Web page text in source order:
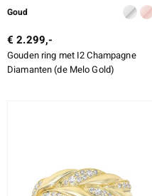
Goud
€ 2.299,-
Gouden ring met I2 Champagne
Diamanten (de Melo Gold)